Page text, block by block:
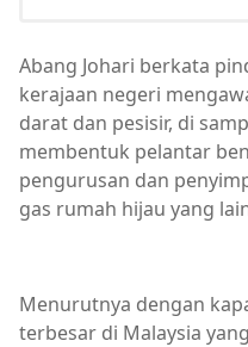
Abang Johari berkata
kerajaan negeri
darat dan pesisir, di
membentuk pelantar
pengurusan dan
gas rumah hijau yang
Menurutnya dengan
terbesar di Malaysia